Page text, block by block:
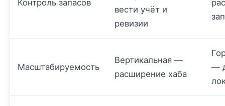
Контроль запасов
вести учёт и
ревизии
Масштабируемость
Вертикальная —
расширение хаба
—